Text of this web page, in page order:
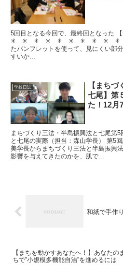
5回目となる今回で、最終回となった
✳︎ ✳︎ ✳︎ ✳︎ ✳︎ ✳︎ ✳︎ ✳︎ ✳︎ ✳︎ ✳︎ ✳︎
たパンフレットを使って、見にくい部
すいか...
学校日誌
【まち
七尾】第
た！12月
まちづくり三法・半島振興法と七尾第
と七尾の実際（担当：森山学長） 第5
美学長からまちづくり三法と半島振興
影響を与えてきたのかを、肌で...
和紙で手作
【まちを動かすあなたへ！】あなたの
ちで”小規模多機能自治”を進めるには